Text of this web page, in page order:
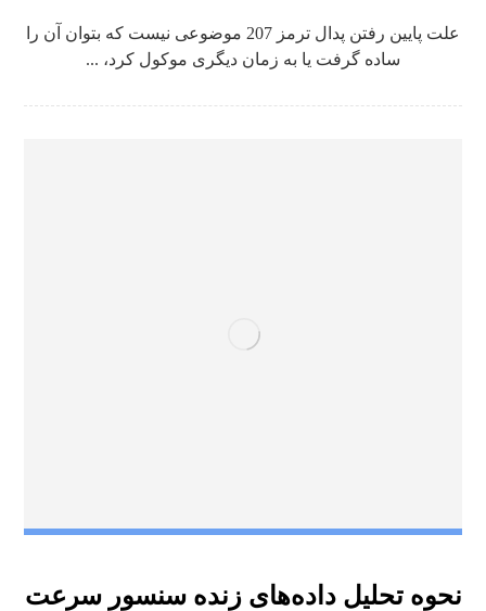
علت پایین رفتن پدال ترمز 207 موضوعی نیست که بتوان آن را
ساده گرفت یا به زمان دیگری موکول کرد، ...
نحوه تحلیل داده‌های زنده سنسور سرعت